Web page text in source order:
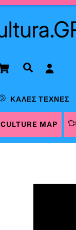
Cart Αναζήτηση
ΚΑΛΈΣ ΤΈΧΝΕΣ
CULTURE MAP